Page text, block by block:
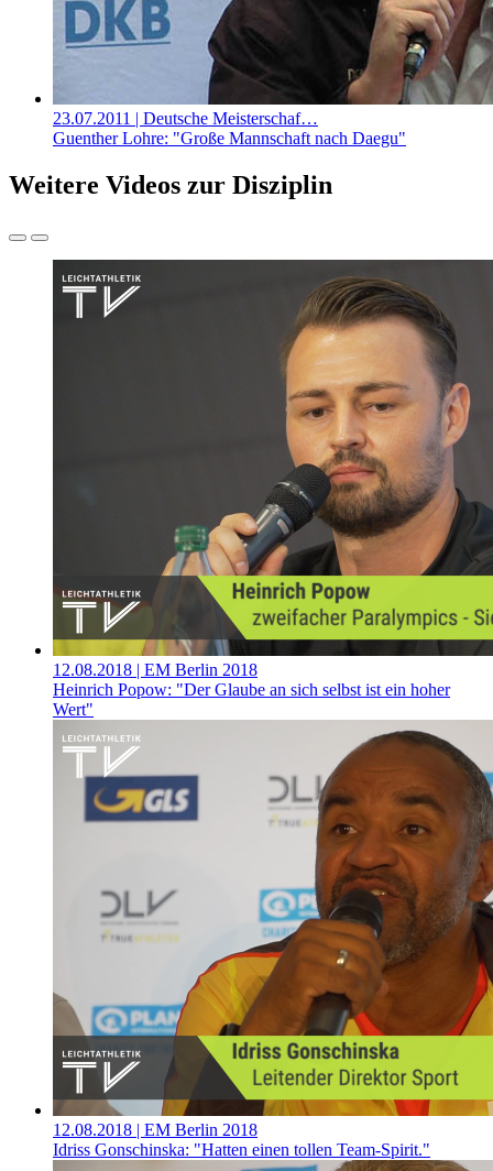
23.07.2011 | Deutsche Meisterschaf…
Guenther Lohre: "Große Mannschaft nach Daegu"
Weitere Videos zur Disziplin
12.08.2018 | EM Berlin 2018
Heinrich Popow: "Der Glaube an sich selbst ist ein hoher
Wert"
12.08.2018 | EM Berlin 2018
Idriss Gonschinska: "Hatten einen tollen Team-Spirit."